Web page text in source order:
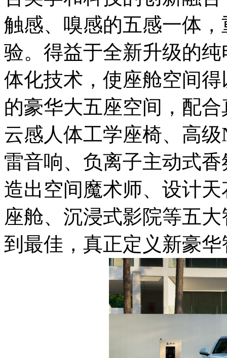
触感、嗅感的五感一体
验。得益于全新升级的
体化技术，使座舱空间
的豪华大五座空间，配
云感人体工学座椅、高
雷音响、负离子主动式
造出空间魔术师、设计
座舱、沉浸式影院等五
到最佳，真正定义新豪